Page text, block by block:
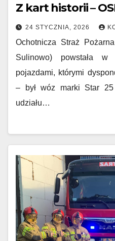
Z kart historii –
24 STYCZNIA, 2026
Ochotnicza Straż
Sulinowo) powstała
pojazdami, którymi
– był wóz marki Star
udziału…